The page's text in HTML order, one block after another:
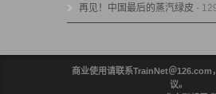
再见！中国最后的蒸汽绿皮 -
商业使用请联系TrainNet＠126.com
议。